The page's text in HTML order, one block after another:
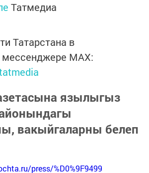
Татмедиа
Татарстана в
MАХ:
язылыгыз
вакыйгаларны белеп
press/%D0%9F9499